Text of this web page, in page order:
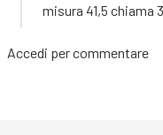
misura 41,5 chiama
Accedi per commentare